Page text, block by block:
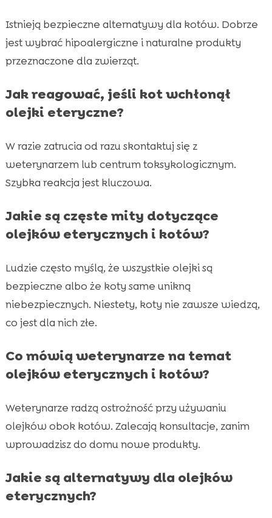
Istnieją bezpieczne alternatywy dla kotów. Dobrze
jest wybrać hipoalergiczne i naturalne produkty
przeznaczone dla zwierząt.
Jak reagować, jeśli kot wchłonął
olejki eteryczne?
W razie zatrucia od razu skontaktuj się z
weterynarzem lub centrum toksykologicznym.
Szybka reakcja jest kluczowa.
Jakie są częste mity dotyczące
olejków eterycznych i kotów?
Ludzie często myślą, że wszystkie olejki są
bezpieczne albo że koty same unikną
niebezpiecznych. Niestety, koty nie zawsze wiedzą,
co jest dla nich złe.
Co mówią weterynarze na temat
olejków eterycznych i kotów?
Weterynarze radzą ostrożność przy używaniu
olejków obok kotów. Zalecają konsultacje, zanim
wprowadzisz do domu nowe produkty.
Jakie są alternatywy dla olejków
eterycznych?